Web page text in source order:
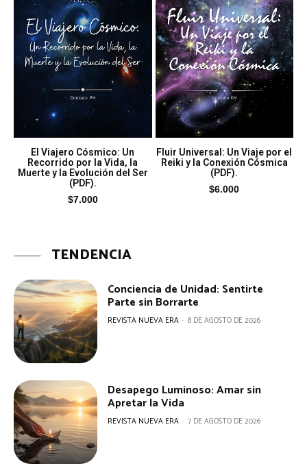
El Viajero Cósmico: Un
Recorrido por la Vida, la
Muerte y la Evolución del Ser
(PDF).
$7.000
Fluir Universal: Un Viaje por el
Reiki y la Conexión Cósmica
(PDF).
$6.000
TENDENCIA
Conciencia de Unidad: Sentirte
Parte sin Borrarte
REVISTA NUEVA ERA - 8 DE AGOSTO DE 2026
Desapego Luminoso: Amar sin
Apretar la Vida
REVISTA NUEVA ERA - 7 DE AGOSTO DE 2026